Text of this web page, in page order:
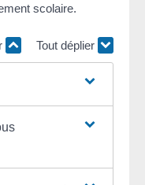
scolaire.
Tout déplier